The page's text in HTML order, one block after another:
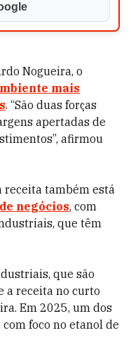
Nogueira, o
mais
. “São duas forças
apertadas de
afirmou
receita também está
negócios, com
que têm
que são
a receita no curto
Em 2025, um dos
foco no etanol de